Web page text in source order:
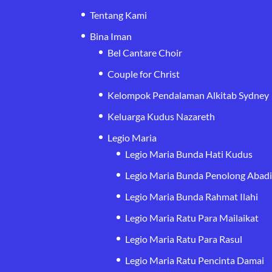
Tentang Kami
Bina Iman
Bel Cantare Choir
Couple for Christ
Kelompok Pendalaman Alkitab Sydney
Keluarga Kudus Nazareth
Legio Maria
Legio Maria Bunda Hati Kudus
Legio Maria Bunda Penolong Abadi
Legio Maria Bunda Rahmat Ilahi
Legio Maria Ratu Para Mailaikat
Legio Maria Ratu Para Rasul
Legio Maria Ratu Pencinta Damai